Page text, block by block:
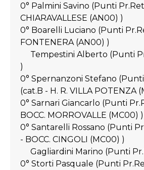
0° Palmini Savino (Punti
CHIARAVALLESE (AN00) )
0° Boarelli Luciano (Punti
FONTENERA (AN00) )
Tempestini Alberto (Punti
)
0° Spernanzoni Stefano
(cat.B - H. R. VILLA POTENZA
0° Sarnari Giancarlo (Punti
BOCC. MORROVALLE (MC00) )
0° Santarelli Rossano (Punti
- BOCC. CINGOLI (MC00) )
Gagliardini Marino (Punti
0° Storti Pasquale (Punti